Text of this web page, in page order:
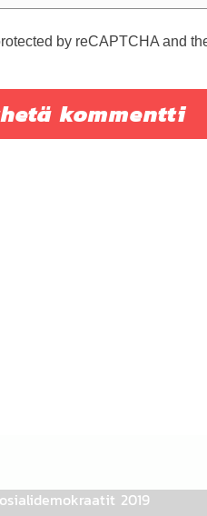
by reCAPTCHA and
2019